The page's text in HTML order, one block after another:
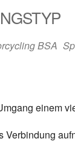
BSA
einem
Verbindung